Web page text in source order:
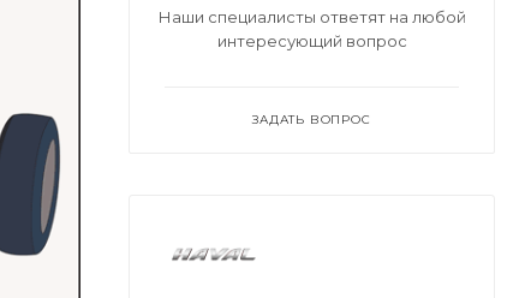
Наши специалисты ответят на любой
интересующий вопрос
ЗАДАТЬ ВОПРОС